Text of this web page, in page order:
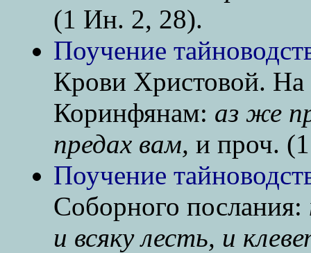
(1 Ин. 2, 28).
Поучение
Крови Христовой. На
Коринфянам: аз же
предах вам, и проч.
Поучение
Соборного послания:
и всяку лесть, и